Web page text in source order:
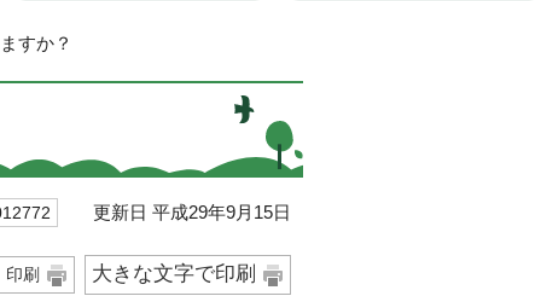
すか？
更新日 平成29年9月15日
印刷 大きな文字で印刷